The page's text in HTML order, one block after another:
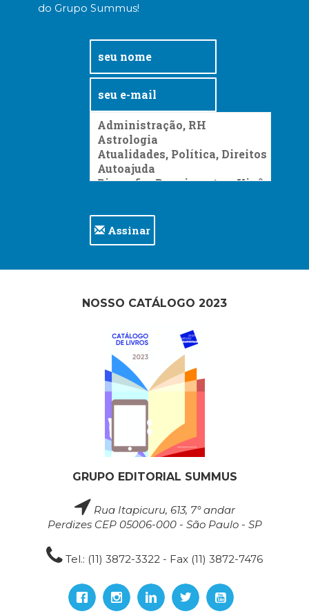
do Grupo Summus!
Assinar
NOSSO CATÁLOGO 2023
GRUPO EDITORIAL SUMMUS
Rua Itapicuru, 613, 7° andar
Perdizes CEP 05006-000 - São Paulo - SP
Tel.: (11) 3872-3322 - Fax (11) 3872-7476